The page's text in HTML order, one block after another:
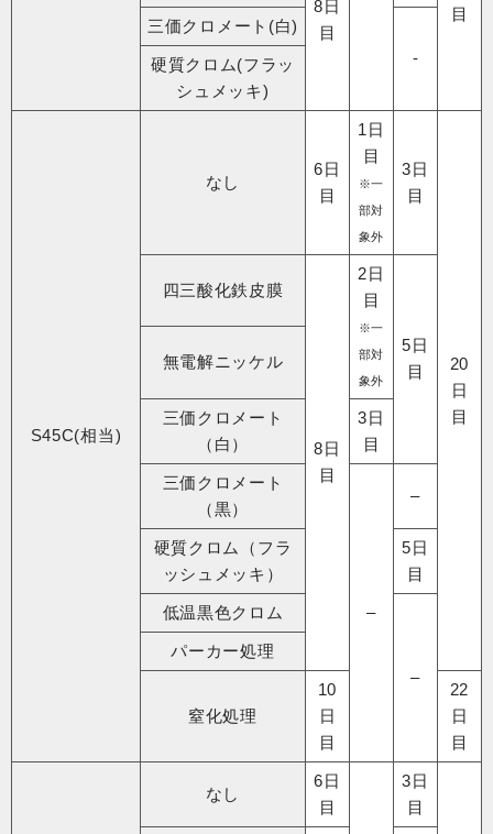
目
8日
目
三価クロメート(白)
-
硬質クロム(フラッ
シュメッキ)
S45C(相当)
なし
6日
目
1日
目
※一
部対
象外
3日
目
20
日
目
四三酸化鉄皮膜
8日
目
2日
目
※一
部対
象外
5日
目
無電解ニッケル
三価クロメート
（白）
3日
目
三価クロメート
（黒）
–
–
硬質クロム（フラ
ッシュメッキ）
5日
目
低温黒色クロム
–
パーカー処理
窒化処理
10
日
目
22
日
目
なし
6日
目
3日
目